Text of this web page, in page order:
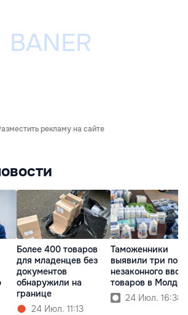
рекламу на сайте
Более 400 товаров
для младенцев без
документов
обнаружили на
границе
24 Июл. 11:13
Таможенники
выявили три
незаконного
товаров в
24 Июл. 16:38